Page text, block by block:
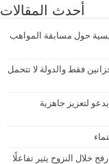
أحدث المقالات
حول مسابقة المواهب
فقط والدولة لا تتحمل
لتعزيز جاهزية
خلال النزوح يثير تفاعلًا